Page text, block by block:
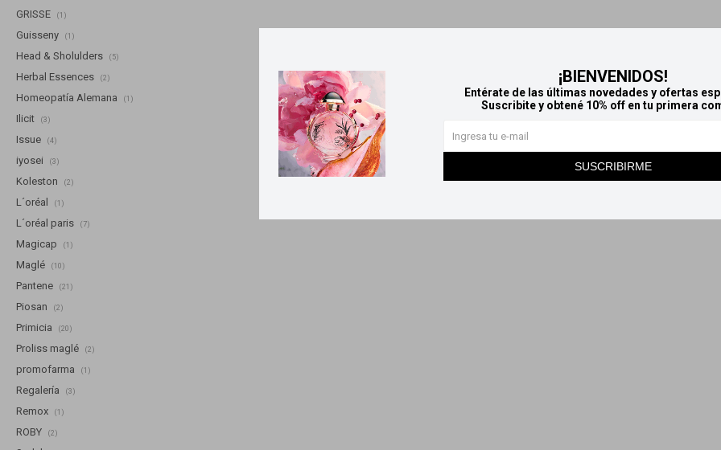
¡BIENVENIDOS!
Entérate de las últimas novedades y ofertas
Suscribite y obtené 10% off en tu primera
SUSCRIBIRME
GRISSE (1)
Guisseny (1)
Head & Sholulders (5)
Herbal Essences (2)
Homeopatía Alemana (1)
Ilicit (3)
Issue (4)
iyosei (3)
Koleston (2)
L´oréal (1)
L´oréal paris (7)
Magicap (1)
Maglé (10)
Pantene (21)
Piosan (2)
Primicia (20)
Proliss maglé (2)
promofarma (1)
Regalería (3)
Remox (1)
ROBY (2)